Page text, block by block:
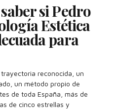
si Pedro
Estética
para
reconocida, un
un método propio de
de toda España, más de
de cinco estrellas y